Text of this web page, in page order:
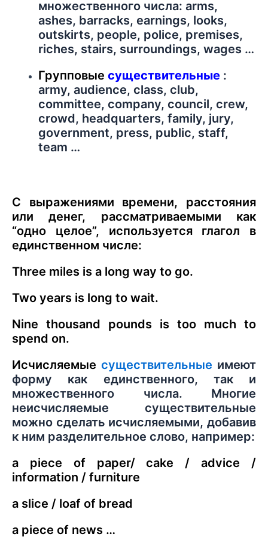
множественного числа: arms,
ashes, barracks, earnings, looks,
outskirts, people, police, premises,
riches, stairs, surroundings, wages …
Групповые существительные :
army, audience, class, club,
committee, company, council, crew,
crowd, headquarters, family, jury,
government, press, public, staff,
team …
С выражениями времени, расстояния
или денег, рассматриваемыми как
“одно целое”, используется глагол в
единственном числе:
Three miles is a long way to go.
Two years is long to wait.
Nine thousand pounds is too much to
spend on.
Исчисляемые существительные имеют
форму как единственного, так и
множественного числа. Многие
неисчисляемые существительные
можно сделать исчисляемыми, добавив
к ним разделительное слово, например:
a piece of paper/ cake / advice /
information / furniture
a slice / loaf of bread
a piece of news …